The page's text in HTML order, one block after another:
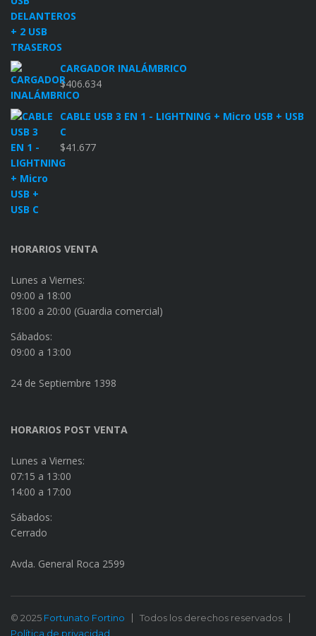
CARGADOR INALÁMBRICO
$406.634
CABLE USB 3 EN 1 - LIGHTNING + Micro USB + USB
C
$41.677
HORARIOS VENTA
Lunes a Viernes:
09:00 a 18:00
18:00 a 20:00 (Guardia comercial)
Sábados:
09:00 a 13:00
24 de Septiembre 1398
HORARIOS POST VENTA
Lunes a Viernes:
07:15 a 13:00
14:00 a 17:00
Sábados:
Cerrado
Avda. General Roca 2599
© 2025 Fortunato Fortino
Todos los derechos reservados
Política de privacidad